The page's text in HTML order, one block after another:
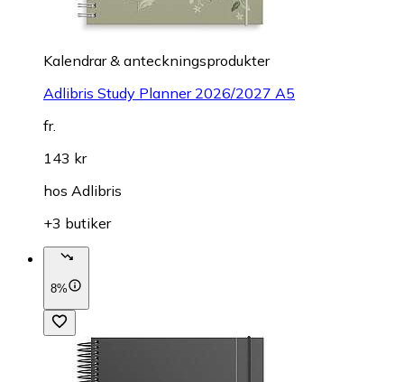
Kalendrar & anteckningsprodukter
Adlibris Study Planner 2026/2027 A5
fr.
143 kr
hos Adlibris
+3 butiker
8%